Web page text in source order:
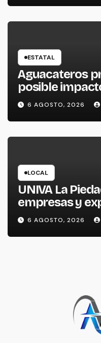
ESTATAL
Aguacateros
posible
alerta de
6 AGOSTO, 2026
LOCAL
UNIVA La
empresas y
productividad
6 AGOSTO, 2026